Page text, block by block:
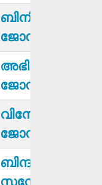
ബിനിമോൾ
ജോസഫ്
അഭിലാഷ്
ജോസഫ്
വിനോദ്
ജോസഫ്
ബിന്ദു
സന്തോഷ്